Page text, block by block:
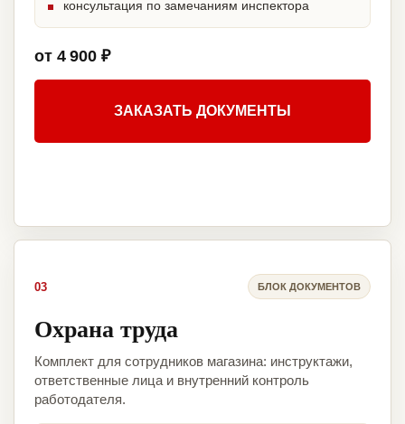
консультация по замечаниям инспектора
от 4 900 ₽
ЗАКАЗАТЬ ДОКУМЕНТЫ
03 БЛОК ДОКУМЕНТОВ
Охрана труда
Комплект для сотрудников магазина: инструктажи,
ответственные лица и внутренний контроль
работодателя.